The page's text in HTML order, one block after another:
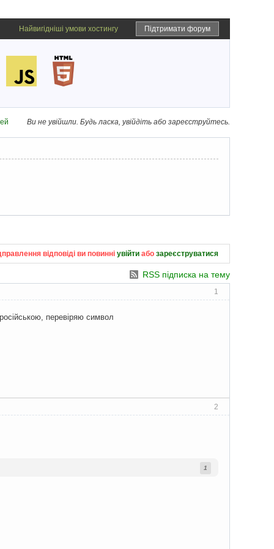
Підтримати форум
Найвигідніші умови хостингу
Ви не увійшли. Будь ласка, увійдіть або зареєструйтесь.
відповіді ви повинні увійти або зареєструватися
RSS підписка на тему
1
перевіряю символ
2
1